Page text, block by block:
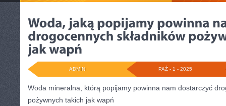
PAŹ - 1 - 2025
ADMIN
Woda mineralna, którą popijamy powinna nam dostarczyć
pożywnych takich jak wapń